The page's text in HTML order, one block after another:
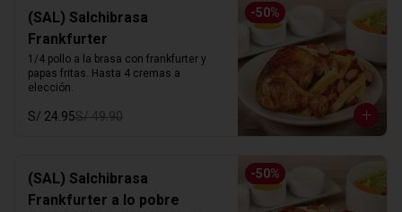
-50%
(SAL) Salchibrasa
Frankfurter
1/4 pollo a la brasa con frankfurter y
papas fritas. Hasta 4 cremas a
elección.
S/ 24.95S/ 49.90
-50%
(SAL) Salchibrasa
Frankfurter a lo pobre